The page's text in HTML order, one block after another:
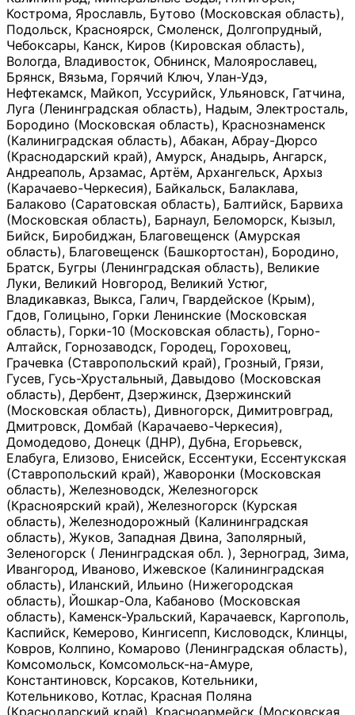
Кострома, Ярославль, Бутово (Московская область),
Подольск, Красноярск, Смоленск, Долгопрудный,
Чебоксары, Канск, Киров (Кировская область),
Вологда, Владивосток, Обнинск, Малоярославец,
Брянск, Вязьма, Горячий Ключ, Улан-Удэ,
Нефтекамск, Майкоп, Уссурийск, Ульяновск, Гатчина,
Луга (Ленинградская область), Надым, Электросталь,
Бородино (Московская область), Краснознаменск
(Калиниградская область), Абакан, Абрау-Дюрсо
(Краснодарский край), Амурск, Анадырь, Ангарск,
Андреаполь, Арзамас, Артём, Архангельск, Архыз
(Карачаево-Черкесия), Байкальск, Балаклава,
Балаково (Саратовская область), Балтийск, Барвиха
(Московская область), Барнаул, Беломорск, Кызыл,
Бийск, Биробиджан, Благовещенск (Амурская
область), Благовещенск (Башкортостан), Бородино,
Братск, Бугры (Ленинградская область), Великие
Луки, Великий Новгород, Великий Устюг,
Владикавказ, Выкса, Галич, Гвардейское (Крым),
Гдов, Голицыно, Горки Ленинские (Московская
область), Горки-10 (Московская область), Горно-
Алтайск, Горнозаводск, Городец, Гороховец,
Грачевка (Ставропольский край), Грозный, Грязи,
Гусев, Гусь-Хрустальный, Давыдово (Московская
область), Дербент, Дзержинск, Дзержинский
(Московская область), Дивногорск, Димитровград,
Дмитровск, Домбай (Карачаево-Черкесия),
Домодедово, Донецк (ДНР), Дубна, Егорьевск,
Елабуга, Елизово, Енисейск, Ессентуки, Ессентукская
(Ставропольский край), Жаворонки (Московская
область), Железноводск, Железногорск
(Красноярский край), Железногорск (Курская
область), Железнодорожный (Калининградская
область), Жуков, Западная Двина, Заполярный,
Зеленогорск ( Ленинградская обл. ), Зерноград, Зима,
Ивангород, Иваново, Ижевское (Калининградская
область), Иланский, Ильино (Нижегородская
область), Йошкар-Ола, Кабаново (Московская
область), Каменск-Уральский, Карачаевск, Каргополь,
Каспийск, Кемерово, Кингисепп, Кисловодск, Клинцы,
Ковров, Колпино, Комарово (Ленинградская область),
Комсомольск, Комсомольск-на-Амуре,
Константиновск, Корсаков, Котельники,
Котельниково, Котлас, Красная Поляна
(Краснодарский край), Красноармейск (Московская